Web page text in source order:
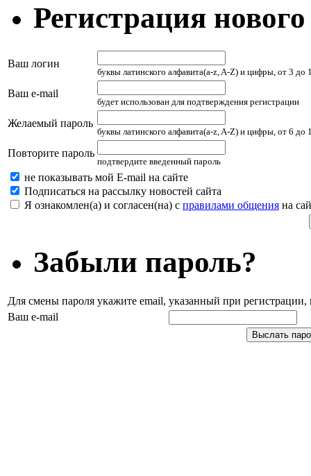
Регистрация
Ваш логин
буквы латинского алфавита(a-z, A-Z) и цифры, от 3 до
Ваш e-mail
будет использован для подтверждения регистрации
Желаемый пароль
буквы латинского алфавита(a-z, A-Z) и цифры, от 6 до
Повторите пароль
подтвердите введенный пароль
не показывать мой E-mail на сайте
Подписаться на рассылку новостей сайта
Я ознакомлен(а) и согласен(на) с правилами общения на
Забыли пароль?
Для смены пароля укажите email, указанный при
Ваш e-mail